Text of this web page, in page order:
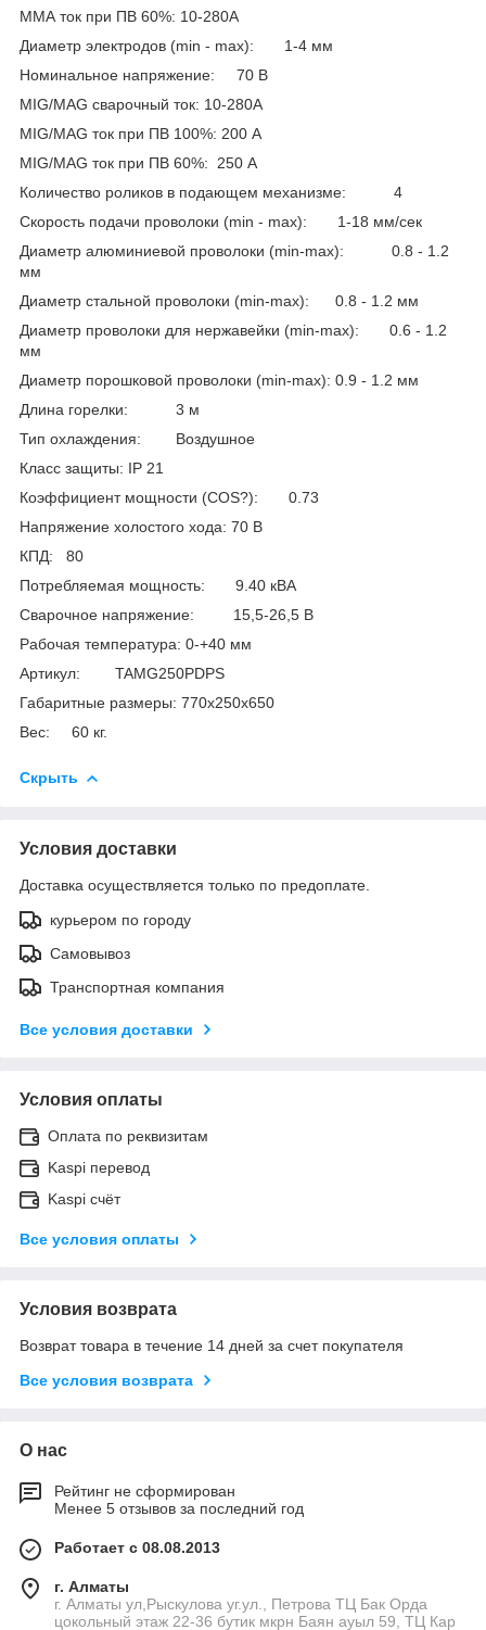
ММА ток при ПВ 60%: 10-280А
Диаметр электродов (min - max): 1-4 мм
Номинальное напряжение: 70 В
MIG/MAG cварочный ток: 10-280А
MIG/MAG ток при ПВ 100%: 200 А
MIG/MAG ток при ПВ 60%: 250 А
Количество роликов в подающем механизме: 4
Скорость подачи проволоки (min - max): 1-18 мм/сек
Диаметр алюминиевой проволоки (min-max): 0.8 - 1.2
мм
Диаметр стальной проволоки (min-max): 0.8 - 1.2 мм
Диаметр проволоки для нержавейки (min-max): 0.6 - 1.2
мм
Диаметр порошковой проволоки (min-max): 0.9 - 1.2 мм
Длина горелки: 3 м
Тип охлаждения: Воздушное
Класс защиты: IP 21
Коэффициент мощности (COS?): 0.73
Напряжение холостого хода: 70 В
КПД: 80
Потребляемая мощность: 9.40 кВА
Сварочное напряжение: 15,5-26,5 В
Рабочая температура: 0-+40 мм
Артикул: TAMG250PDPS
Габаритные размеры: 770х250х650
Вес: 60 кг.
Скрыть
Условия доставки
Доставка осуществляется только по предоплате.
курьером по городу
Самовывоз
Транспортная компания
Все условия доставки
Условия оплаты
Оплата по реквизитам
Kaspi перевод
Kaspi счёт
Все условия оплаты
Условия возврата
Возврат товара в течение 14 дней за счет покупателя
Все условия возврата
О нас
Рейтинг не сформирован
Менее 5 отзывов за последний год
Работает с 08.08.2013
г. Алматы
г. Алматы ул,Рыскулова уг.ул., Петрова ТЦ Бак Орда
цокольный этаж 22-36 бутик мкрн Баян ауыл 59, ТЦ Кар